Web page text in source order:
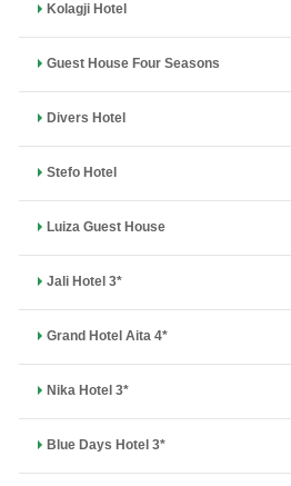
Kolagji Hotel
Guest House Four Seasons
Divers Hotel
Stefo Hotel
Luiza Guest House
Jali Hotel 3*
Grand Hotel Aita 4*
Nika Hotel 3*
Blue Days Hotel 3*